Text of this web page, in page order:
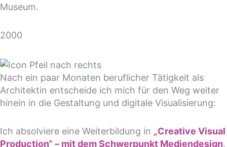
Museum.
2000
Nach ein paar Monaten beruflicher Tätigkeit als
Architektin entscheide ich mich für den Weg weiter
hinein in die Gestaltung und digitale Visualisierung:
Ich absolviere eine Weiterbildung in „Creative Visual
Production“ – mit dem Schwerpunkt Mediendesign.